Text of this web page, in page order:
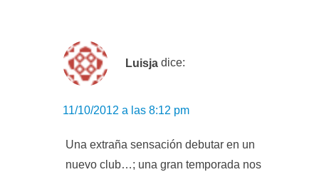
Luisja dice:
11/10/2012 a las 8:12 pm
Una extraña sensación debutar en un
nuevo club…; una gran temporada nos